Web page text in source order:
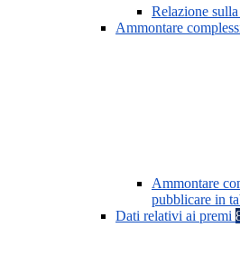
Relazione
Ammontare
Ammontare
pubblicare in
Dati relativi ai premi